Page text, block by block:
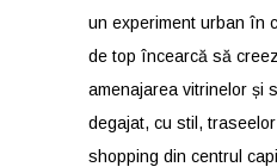
un experiment urban în
de top încearcă să
amenajarea vitrinelor și
degajat, cu stil,
shopping din centrul